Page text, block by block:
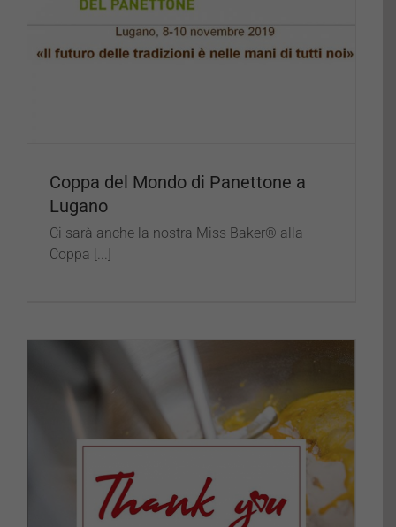
Coppa del Mondo di Panettone a
Lugano
Ci sarà anche la nostra Miss Baker® alla
Coppa [...]